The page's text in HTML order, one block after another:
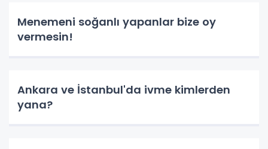
Menemeni soğanlı yapanlar bize oy
vermesin!
Ankara ve İstanbul'da ivme kimlerden
yana?